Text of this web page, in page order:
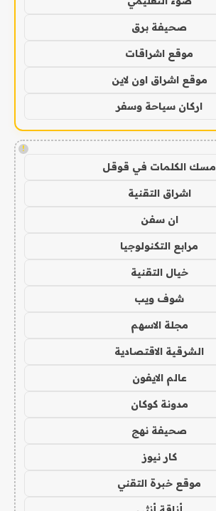
صحيفة برق
موقع اشراقات
موقع اشراق اون لاين
اركان سياحة وسفر
!
مسك الكلمات في قوقل
اشراق التقنية
ان سفن
مرابع التكنولوجيا
خيال التقنية
شوف ويب
مجلة الاسهم
الشرقية الاقتصادية
عالم الايفون
مدونة كوكان
صحيفة نهج
كار نيوز
موقع خبرة التقني